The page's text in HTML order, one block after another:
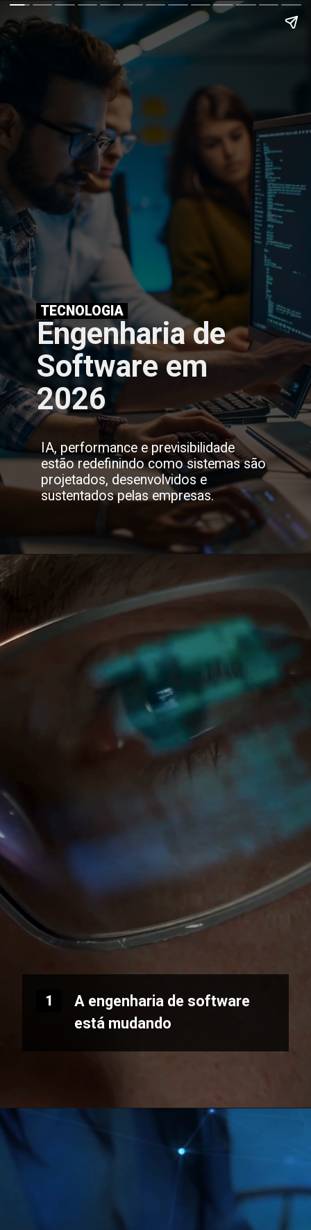
TECNOLOGIA
Engenharia de
Software em
2026
IA, performance e previsibilidade
estão redefinindo como sistemas são
projetados, desenvolvidos e
sustentados pelas empresas.
A engenharia de software
está mudando
1